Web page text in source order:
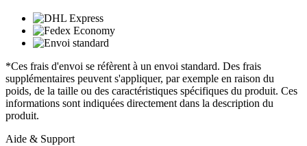
*Ces frais d'envoi se réfèrent à un envoi standard. Des frais
supplémentaires peuvent s'appliquer, par exemple en raison du
poids, de la taille ou des caractéristiques spécifiques du produit. Ces
informations sont indiquées directement dans la description du
produit.
Aide & Support